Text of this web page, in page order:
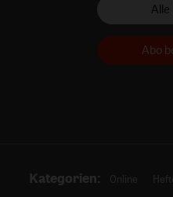
Abo
Kategorien: Online